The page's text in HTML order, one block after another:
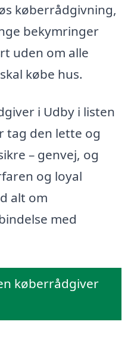
køberrådgivning,
bekymringer
uden om alle
købe hus.
i Udby i listen
tag den lette og
– genvej, og
og loyal
alt om
med
køberrådgiver